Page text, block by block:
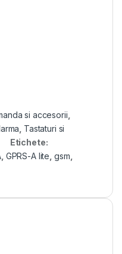
si accesorii
Tastaturi si
Etichete:
, GPRS-A lite gsm